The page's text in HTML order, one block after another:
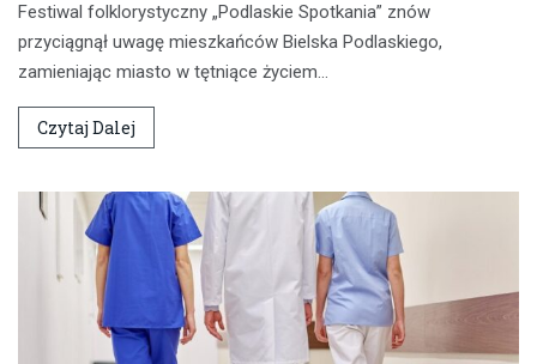
Festiwal folklorystyczny „Podlaskie Spotkania” znów
przyciągnął uwagę mieszkańców Bielska Podlaskiego,
zamieniając miasto w tętniące życiem…
Czytaj Dalej